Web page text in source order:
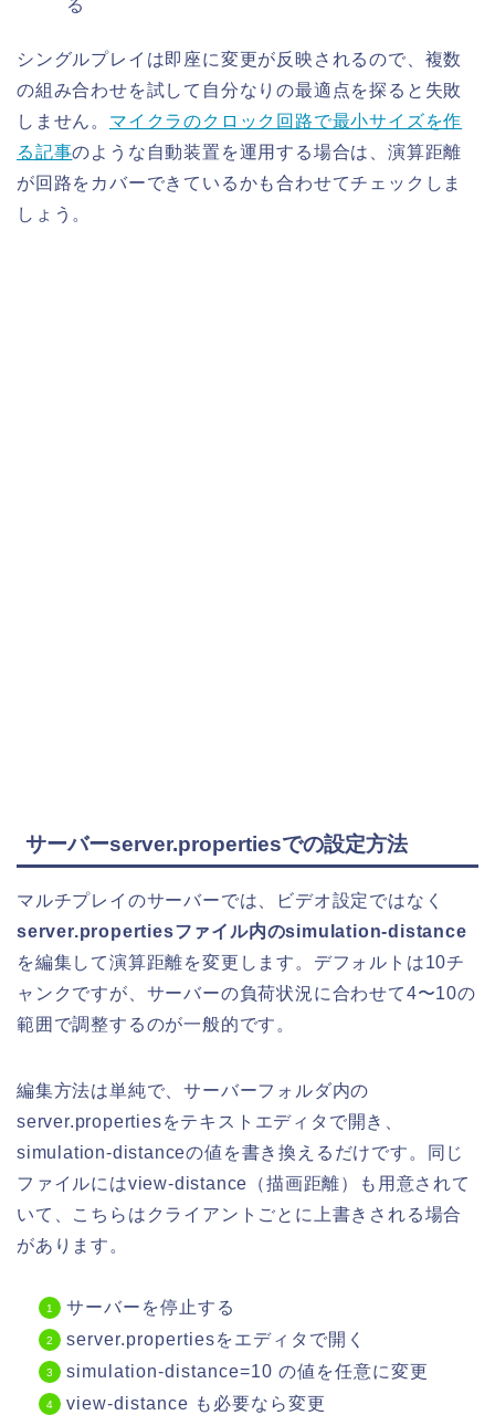
る
シングルプレイは即座に変更が反映されるので、複数
の組み合わせを試して自分なりの最適点を探ると失敗
しません。 マイクラのクロック回路で最小サイズを作
る記事のような自動装置を運用する場合は、演算距離
が回路をカバーできているかも合わせてチェックしま
しょう。
サーバーserver.propertiesでの設定方法
マルチプレイのサーバーでは、ビデオ設定ではなく
server.propertiesファイル内のsimulation-distance
を編集して演算距離を変更します。デフォルトは10チ
ャンクですが、サーバーの負荷状況に合わせて4〜10の
範囲で調整するのが一般的です。
編集方法は単純で、サーバーフォルダ内の
server.propertiesをテキストエディタで開き、
simulation-distanceの値を書き換えるだけです。同じ
ファイルにはview-distance（描画距離）も用意されて
いて、こちらはクライアントごとに上書きされる場合
があります。
サーバーを停止する
server.propertiesをエディタで開く
simulation-distance=10 の値を任意に変更
view-distance も必要なら変更